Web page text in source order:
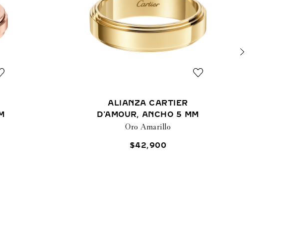
ALIANZA CARTIER
D'AMOUR, ANCHO 5 MM
Oro Amarillo
$42,900